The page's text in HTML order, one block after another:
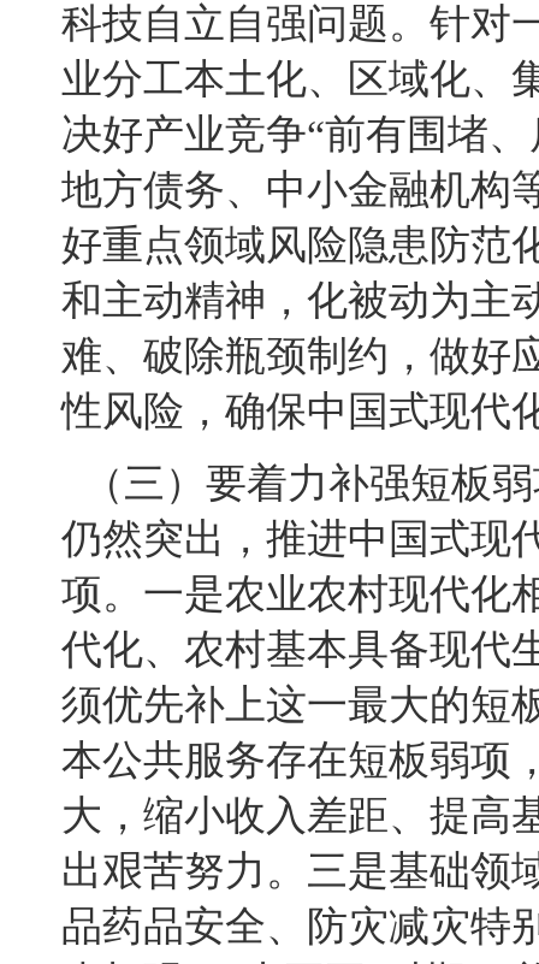
科技自立自强问题。针对
业分工本土化、区域化、
决好产业竞争“前有围堵
地方债务、中小金融机构
好重点领域风险隐患防范
和主动精神，化被动为主
难、破除瓶颈制约，做好
性风险，确保中国式现代
（三）要着力补强短板
仍然突出，推进中国式现
项。一是农业农村现代化
代化、农村基本具备现代
须优先补上这一最大的短
本公共服务存在短板弱项
大，缩小收入差距、提高
出艰苦努力。三是基础领
品药品安全、防灾减灾特